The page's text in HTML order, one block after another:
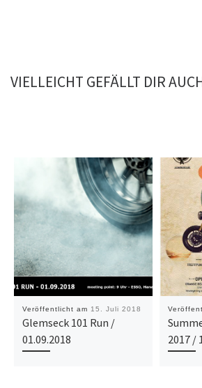
VIELLEICHT GEFÄLLT DIR
Veröffentlicht am 15. Juli 2018
Glemseck 101 Run /
01.09.2018
2017 /